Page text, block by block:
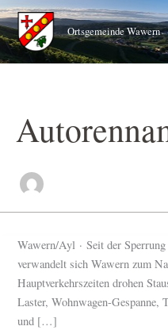
Zum
Inhalt
springen
Ortsgemeinde Wawern
Wawern/Ayl · Seit der
verwandelt sich Wawern zum
Hauptverkehrszeiten drohen
Laster, Wohnwagen-Gespanne,
und […]